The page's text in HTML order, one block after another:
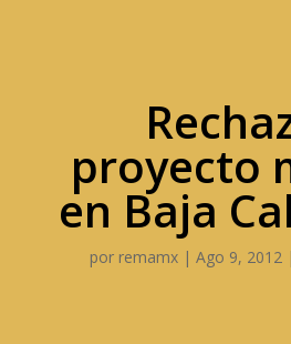
proyecto
en Baja
por remamx| Ago 9, 2012|